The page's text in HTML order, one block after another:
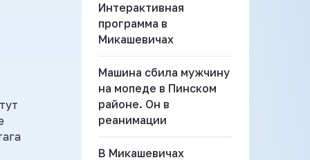
Интерактивная
программа в
Микашевичах
Машина сбила мужчину
на мопеде в Пинском
районе. Он в
реанимации
В Микашевичах